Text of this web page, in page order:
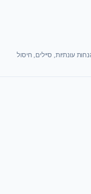
עונתיות, סיילים, חיסול